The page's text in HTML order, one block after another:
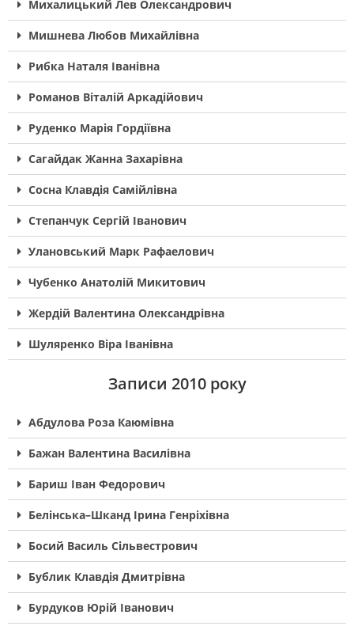
Михалицький Лев Олександрович
Мишнева Любов Михайлівна
Рибка Наталя Іванівна
Романов Віталій Аркадійович
Руденко Марія Гордіївна
Сагайдак Жанна Захарівна
Сосна Клавдія Самійлівна
Cтепанчук Сергій Іванович
Улановський Марк Рафаелович
Чубенко Анатолій Микитович
Жердій Валентина Олександрівна
Шуляренко Віра Іванівна
Записи 2010 року
Абдулова Роза Каюмівна
Бажан Валентина Василівна
Бариш Іван Федорович
Белінська–Шканд Ірина Генріхівна
Босий Василь Сільвестрович
Бублик Клавдія Дмитрівна
Бурдуков Юрій Іванович